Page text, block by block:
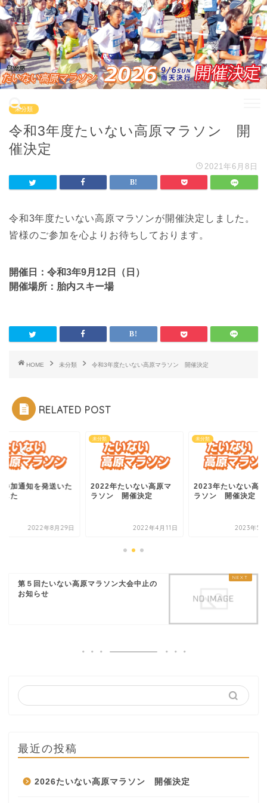
未分類
令和3年度たいない高原マラソン 開
催決定
2021年6月8日
令和3年度たいない高原マラソンが開催決定しました。
皆様のご参加を心よりお待ちしております。
開催日：令和3年9月12日（日）
開催場所：胎内スキー場
HOME 未分類 令和3年度たいない高原マラソン 開催決定
RELATED POST
参加通知を発送いた
した
2022年8月29日
未分類
2022年たいない高原マ
ラソン 開催決定
2022年4月11日
未分類
2023年たいない高
ラソン 開催決定
2023年5
第５回たいない高原マラソン大会中止の
お知らせ
最近の投稿
2026たいない高原マラソン 開催決定